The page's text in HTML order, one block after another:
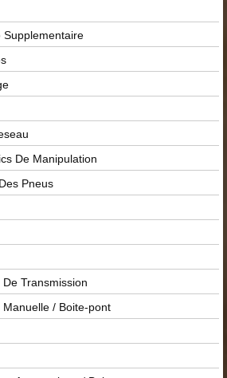
Supplementaire
De Manipulation
Pneus
Transmission
/ Boite-pont